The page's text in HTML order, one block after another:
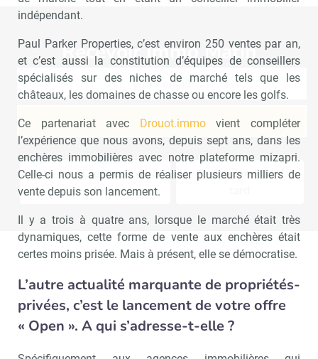
indépendant.
Paul Parker Properties, c’est environ 250 ventes par an,
et c’est aussi la constitution d’équipes de conseillers
spécialisés sur des niches de marché tels que les
châteaux, les domaines de chasse ou encore les golfs.
Ce partenariat avec Drouot.immovient compléter
l’expérience que nous avons, depuis sept ans, dans les
enchères immobilières avec notre plateforme mizapri.
Celle-ci nous a permis de réaliser plusieurs milliers de
vente depuis son lancement.
Il y a trois à quatre ans, lorsque le marché était très
dynamiques, cette forme de vente aux enchères était
certes moins prisée. Mais à présent, elle se démocratise.
L’autre actualité marquante de propriétés-
privées, c’est le lancement de votre offre
« Open ». A qui s’adresse-t-elle ?
Recevoir Immo Matin
Valider
Non merci, je reçois déjà
!
Je déciderai plus